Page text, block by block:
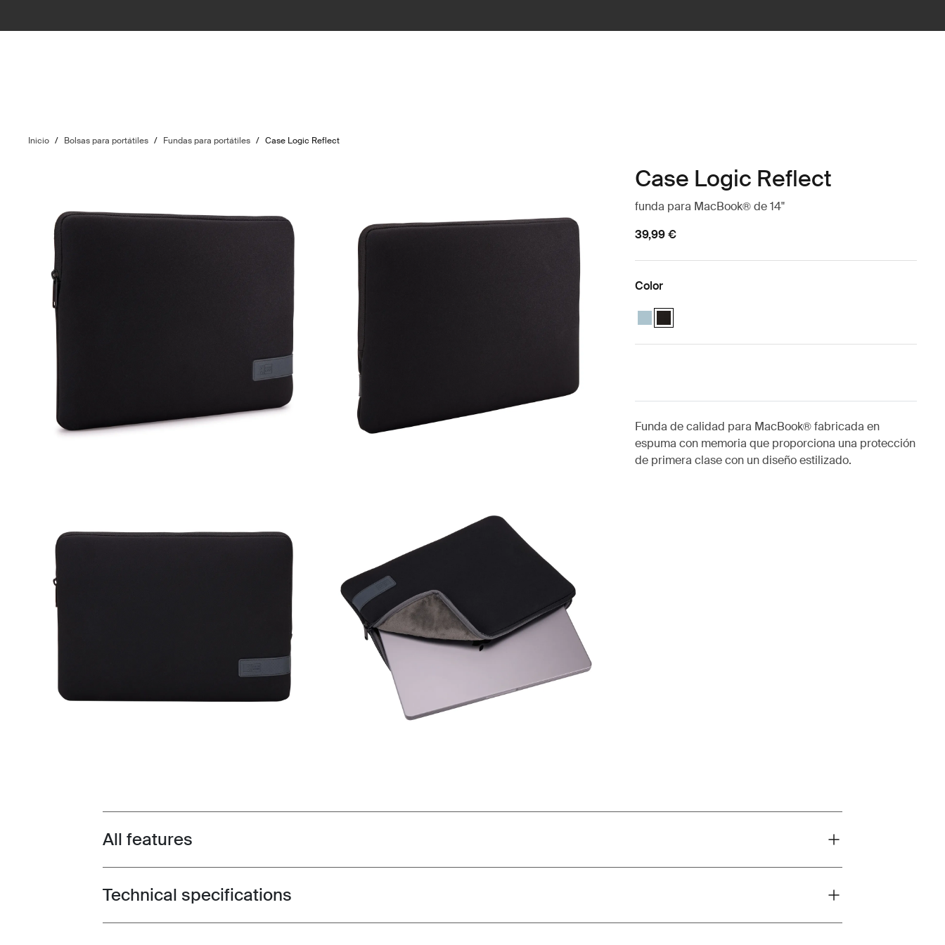
Inicio / Bolsas para portátiles / Fundas para portátiles / Case Logic Reflect
Case Logic Reflect
funda para MacBook® de 14"
39,99 €
Color
Case Logic Reflect 14" MacBook® Sleeve Gentle Blue
Case Logic Reflect 14" MacBook® Sleeve Negro (selected)
Funda de calidad para MacBook® fabricada en
espuma con memoria que proporciona una protección
de primera clase con un diseño estilizado.
Toggle features
All features
Toggle techspec
Technical specifications